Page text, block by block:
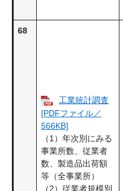
68
工業統計調査
[PDFファイル／
566KB]
（1）年次別にみる
事業所数、従業者
数、製造品出荷額
等（全事業所）
（2）従業者規模別